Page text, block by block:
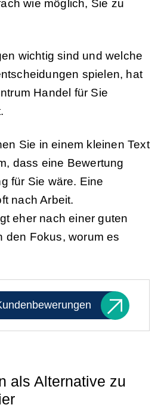
wie möglich, Sie zu
wichtig sind und welche
spielen, hat
Handel für Sie
Sie in einem kleinen Text
dass eine Bewertung
für Sie wäre. Eine
nach Arbeit.
eher nach einer guten
den Fokus, worum es
als Alternative zu